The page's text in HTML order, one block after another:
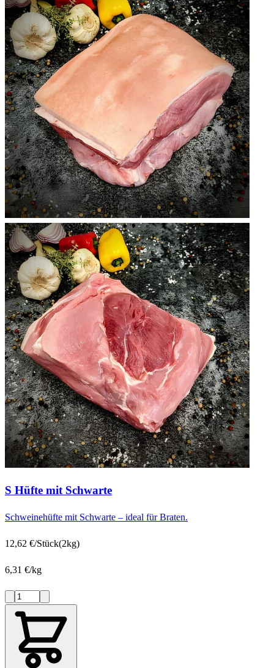
S Hüfte mit Schwarte
Schweinehüfte mit Schwarte – ideal für Braten.
12,62 €/Stück(2kg)
6,31 €/kg